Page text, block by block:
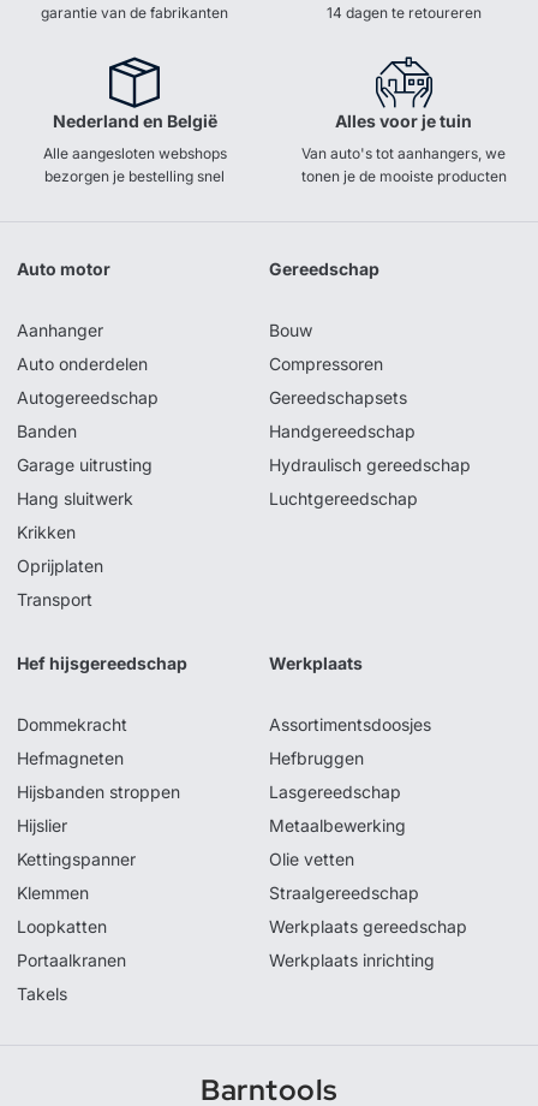
garantie van de fabrikanten
14 dagen te retoureren
Nederland en België
Alle aangesloten webshops
bezorgen je bestelling snel
Alles voor je tuin
Van auto's tot aanhangers, we
tonen je de mooiste producten
Auto motor
Aanhanger
Auto onderdelen
Autogereedschap
Banden
Garage uitrusting
Hang sluitwerk
Krikken
Oprijplaten
Transport
Gereedschap
Bouw
Compressoren
Gereedschapsets
Handgereedschap
Hydraulisch gereedschap
Luchtgereedschap
Hef hijsgereedschap
Dommekracht
Hefmagneten
Hijsbanden stroppen
Hijslier
Kettingspanner
Klemmen
Loopkatten
Portaalkranen
Takels
Werkplaats
Assortimentsdoosjes
Hefbruggen
Lasgereedschap
Metaalbewerking
Olie vetten
Straalgereedschap
Werkplaats gereedschap
Werkplaats inrichting
Barntools